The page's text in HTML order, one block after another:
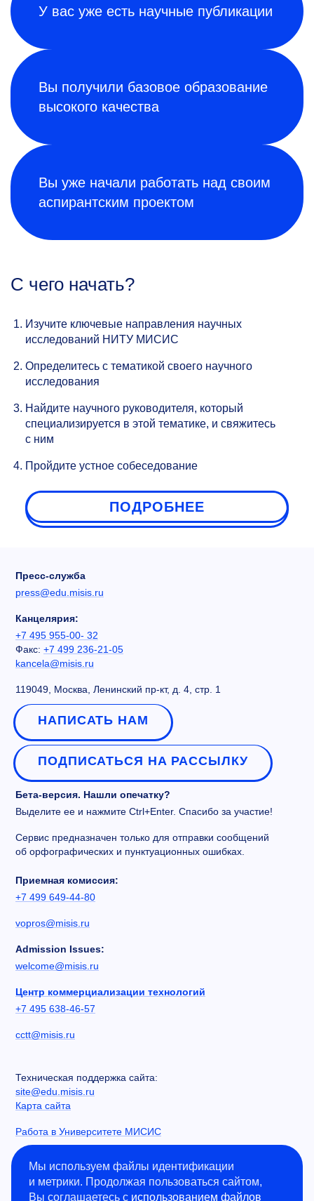
У вас уже есть научные публикации
Вы получили базовое образование
высокого качества
Вы уже начали работать над своим
аспирантским проектом
С чего начать?
Изучите ключевые направления научных
исследований НИТУ МИСИС
Определитесь с тематикой своего научного
исследования
Найдите научного руководителя, который
специализируется в этой тематике, и свяжитесь
с ним
Пройдите устное собеседование
ПОДРОБНЕЕ
Пресс-служба
press@edu.misis.ru
Канцелярия:
+7 495 955-00- 32
Факс: +7 499 236-21-05
kancela@misis.ru
119049, Москва, Ленинский пр-кт, д. 4, стр. 1
НАПИСАТЬ НАМ
ПОДПИСАТЬСЯ НА РАССЫЛКУ
Бета-версия. Нашли опечатку?
Выделите ее и нажмите Ctrl+Enter. Спасибо за участие!
Сервис предназначен только для отправки сообщений
об орфографических и пунктуационных ошибках.
Приемная комиссия:
+7 499 649-44-80
vopros@misis.ru
Admission Issues:
welcome@misis.ru
Центр коммерциализации технологий
+7 495 638-46-57
cctt@misis.ru
Техническая поддержка сайта:
site@edu.misis.ru
Карта сайта
Работа в Университете МИСИС
Сведения об образовательной организации
Информация о закупках
Мы используем файлы идентификации
и метрики. Продолжая пользоваться сайтом,
Вы соглашаетесь с использованием файлов